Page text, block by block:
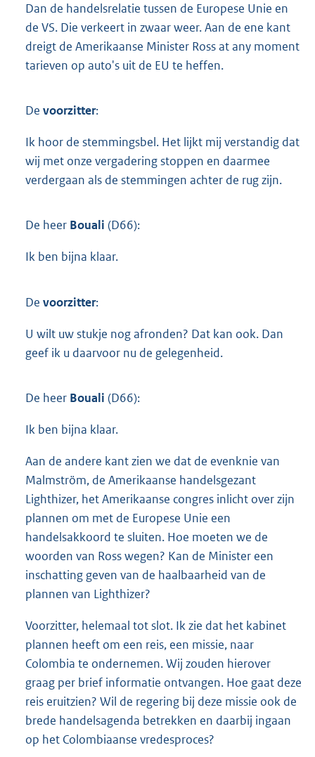
Dan de handelsrelatie tussen de Europese Unie en
de VS. Die verkeert in zwaar weer. Aan de ene kant
dreigt de Amerikaanse Minister Ross at any moment
tarieven op auto's uit de EU te heffen.
De voorzitter:
Ik hoor de stemmingsbel. Het lijkt mij verstandig dat
wij met onze vergadering stoppen en daarmee
verdergaan als de stemmingen achter de rug zijn.
De heer Bouali (D66):
Ik ben bijna klaar.
De voorzitter:
U wilt uw stukje nog afronden? Dat kan ook. Dan
geef ik u daarvoor nu de gelegenheid.
De heer Bouali (D66):
Ik ben bijna klaar.
Aan de andere kant zien we dat de evenknie van
Malmström, de Amerikaanse handelsgezant
Lighthizer, het Amerikaanse congres inlicht over zijn
plannen om met de Europese Unie een
handelsakkoord te sluiten. Hoe moeten we de
woorden van Ross wegen? Kan de Minister een
inschatting geven van de haalbaarheid van de
plannen van Lighthizer?
Voorzitter, helemaal tot slot. Ik zie dat het kabinet
plannen heeft om een reis, een missie, naar
Colombia te ondernemen. Wij zouden hierover
graag per brief informatie ontvangen. Hoe gaat deze
reis eruitzien? Wil de regering bij deze missie ook de
brede handelsagenda betrekken en daarbij ingaan
op het Colombiaanse vredesproces?